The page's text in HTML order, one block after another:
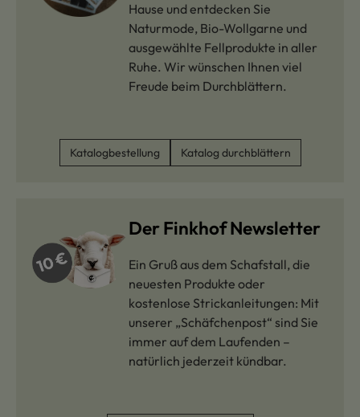
Hause und entdecken Sie
Naturmode, Bio-Wollgarne und
ausgewählte Fellprodukte in aller
Ruhe. Wir wünschen Ihnen viel
Freude beim Durchblättern.
Katalogbestellung Katalog durchblättern
Der Finkhof Newsletter
Ein Gruß aus dem Schafstall, die
neuesten Produkte oder
kostenlose Strickanleitungen: Mit
unserer „Schäfchenpost“ sind Sie
immer auf dem Laufenden –
natürlich jederzeit kündbar.